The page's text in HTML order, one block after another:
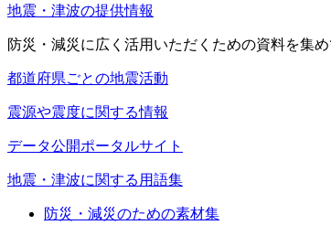
地震・津波の提供情報
防災・減災に広く活用いただくための資料を集め
都道府県ごとの地震活動
震源や震度に関する情報
データ公開ポータルサイト
地震・津波に関する用語集
防災・減災のための素材集